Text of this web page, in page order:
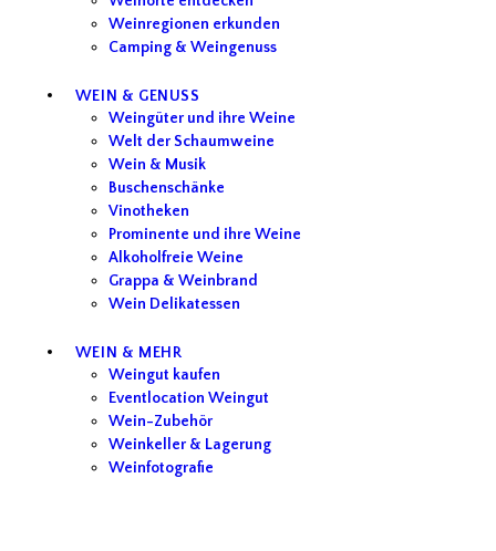
Weinregionen erkunden
Camping & Weingenuss
WEIN & GENUSS
Weingüter und ihre Weine
Welt der Schaumweine
Wein & Musik
Buschenschänke
Vinotheken
Prominente und ihre Weine
Alkoholfreie Weine
Grappa & Weinbrand
Wein Delikatessen
WEIN & MEHR
Weingut kaufen
Eventlocation Weingut
Wein-Zubehör
Weinkeller & Lagerung
Weinfotografie